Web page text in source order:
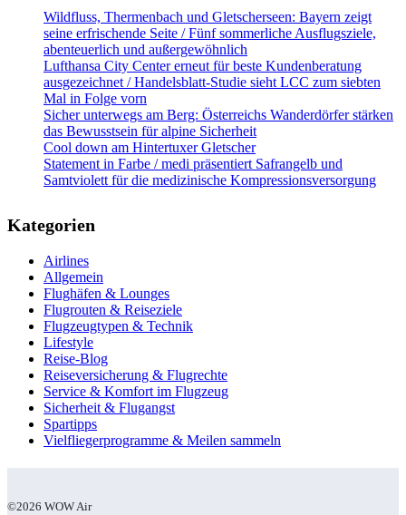
Wildfluss, Thermenbach und Gletscherseen: Bayern zeigt
seine erfrischende Seite / Fünf sommerliche Ausflugsziele,
abenteuerlich und außergewöhnlich
Lufthansa City Center erneut für beste Kundenberatung
ausgezeichnet / Handelsblatt-Studie sieht LCC zum siebten
Mal in Folge vorn
Sicher unterwegs am Berg: Österreichs Wanderdörfer stärken
das Bewusstsein für alpine Sicherheit
Cool down am Hintertuxer Gletscher
Statement in Farbe / medi präsentiert Safrangelb und
Samtviolett für die medizinische Kompressionsversorgung
Kategorien
Airlines
Allgemein
Flughäfen & Lounges
Flugrouten & Reiseziele
Flugzeugtypen & Technik
Lifestyle
Reise-Blog
Reiseversicherung & Flugrechte
Service & Komfort im Flugzeug
Sicherheit & Flugangst
Spartipps
Vielfliegerprogramme & Meilen sammeln
©2026 WOW Air